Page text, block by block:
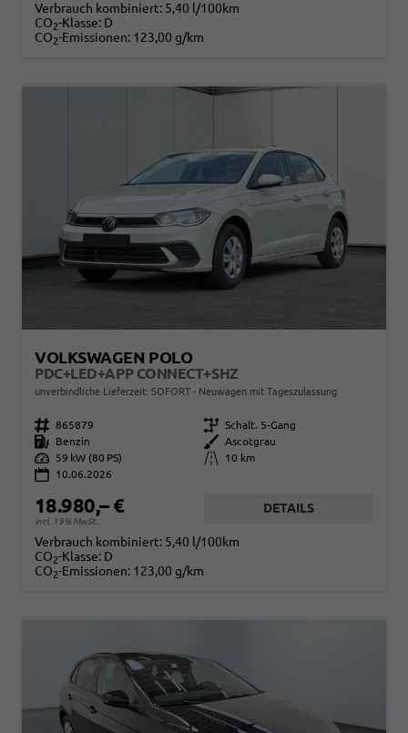
Verbrauch kombiniert: 5,40 l/100km
CO2-Klasse: D
CO2-Emissionen: 123,00 g/km
VOLKSWAGEN POLO
PDC+LED+APP CONNECT+SHZ
unverbindliche Lieferzeit: SOFORT Neuwagen mit Tageszulassung
Fahrzeugnr. 865879 Getriebe Schalt. 5-Gang
Kraftstoff
Benzin Außenfarbe
Ascotgrau
Leistung
59 kW (80 PS) Kilometerstand
10 km
10.06.2026
18.980,– €
incl. 19% MwSt.
DETAILS
Verbrauch kombiniert: 5,40 l/100km
CO2-Klasse: D
CO2-Emissionen: 123,00 g/km